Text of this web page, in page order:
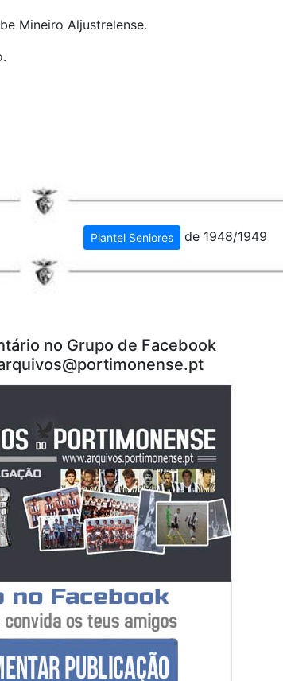
Mineiro Aljustrelense.
Plantel Seniores de 1948/1949
no Grupo de Facebook